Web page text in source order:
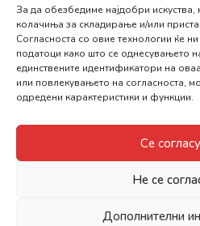
За да обезбедиме најдобри искуства,
колачиња за складирање и/или
Согласноста со овие технологии ќе
податоци како што се однесувањето
единствените идентификатори на
или повлекувањето на согласноста,
одредени карактеристики и функции.
Се
Не се
Дополнителни